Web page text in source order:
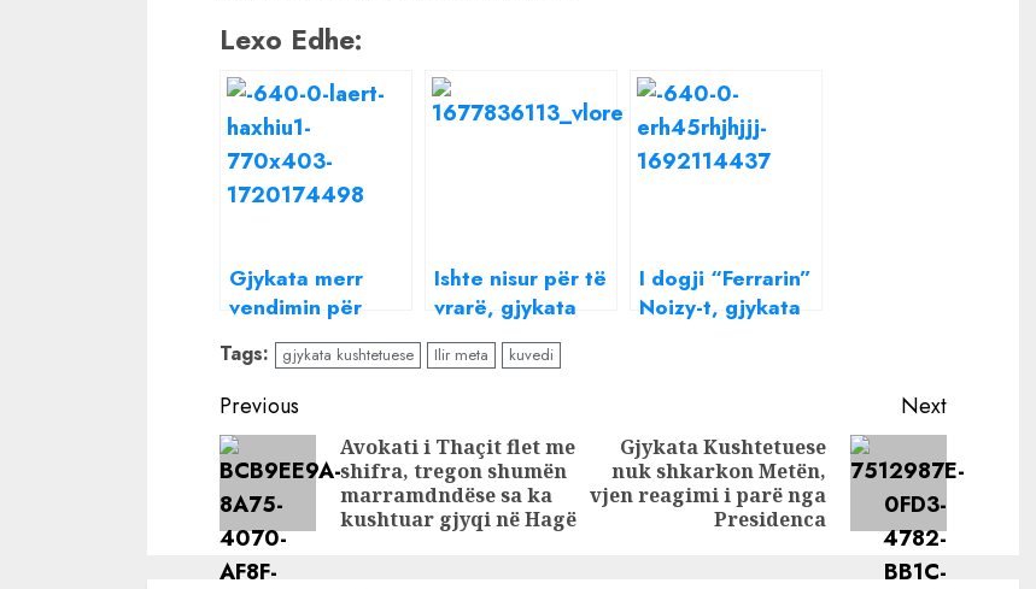
Lexo Edhe:
Gjykata merr
vendimin për
Laert Haxhiun
Ishte nisur për të
vrarë, gjykata
merr vendimin
për Damiano
I dogji “Ferrarin”
Noizy-t, gjykata
Tags: gjykata kushtetuese Ilir meta kuvedi
Continue
Reading
Previous
Previous
post:
Avokati i Thaçit flet me
shifra, tregon shumën
marramdndëse sa ka
kushtuar gjyqi në Hagë
Next
Next
post:
Gjykata Kushtetuese
nuk shkarkon Metën,
vjen reagimi i parë nga
Presidenca